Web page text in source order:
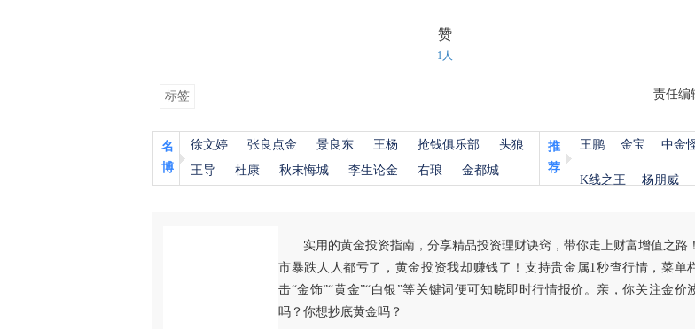
赞
1人
标签 责任编
名
博
徐文婷 张良点金 景良东 王杨 抢钱俱乐部
头狼
王导
杜康 秋末悔城 李生论金 右琅 金都城
推
荐
王鹏 金宝 中金
K线之王 杨朋威
实用的黄金投资指南，分享精品投资理财诀窍，带你走上财富增值之路
市暴跌人人都亏了，黄金投资我却赚钱了！支持贵金属1秒查行情，菜单
击“金饰”“黄金”“白银”等关键词便可知晓即时行情报价。亲，你关注金价
吗？你想抄底黄金吗？